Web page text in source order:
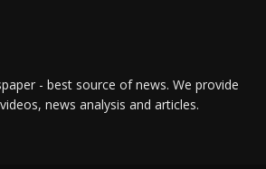
- best source of news. We provide
news analysis and articles.